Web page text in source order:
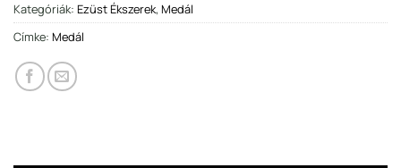
Kategóriák: Ezüst Ékszerek, Medál
Címke: Medál